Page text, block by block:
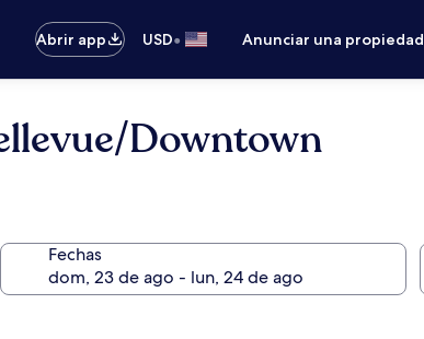
Abrir app USD• Anunciar una propiedad
Downtown
Fechas